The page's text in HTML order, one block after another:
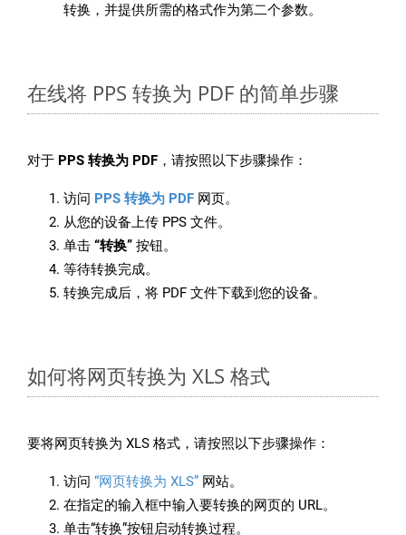
转换，并提供所需的格式作为第二个参数。
在线将 PPS 转换为 PDF 的简单步骤
对于 PPS 转换为 PDF ，请按照以下步骤操作：
访问 PPS 转换为 PDF 网页。
从您的设备上传 PPS 文件。
单击 “转换” 按钮。
等待转换完成。
转换完成后，将 PDF 文件下载到您的设备。
如何将网页转换为 XLS 格式
要将网页转换为 XLS 格式，请按照以下步骤操作：
访问 “网页转换为 XLS” 网站。
在指定的输入框中输入要转换的网页的 URL。
单击“转换”按钮启动转换过程。